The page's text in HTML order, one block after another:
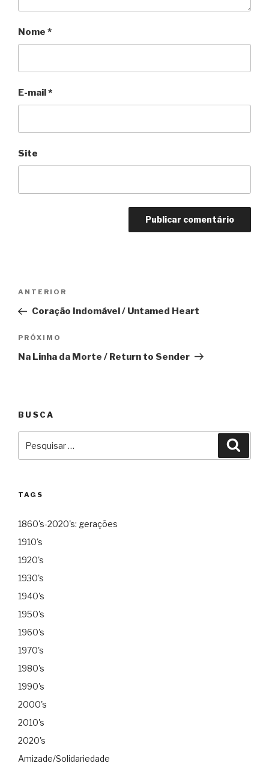
Nome *
E-mail *
Site
Post
Anterior
ANTERIOR
Coração Indomável / Untamed Heart
Próximo
PRÓXIMO
Na Linha da Morte / Return to Sender
BUSCA
TAGS
1860's-2020's: gerações
1910's
1920's
1930's
1940's
1950's
1960's
1970's
1980's
1990's
2000's
2010's
2020's
Amizade/Solidariedade